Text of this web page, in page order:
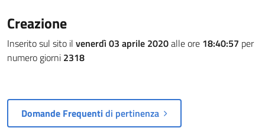
Creazione
Inserito sul sito il venerdì 03 aprile 2020alle ore 18:40:57 per
numero giorni 2318
Domande Frequentidi pertinenza